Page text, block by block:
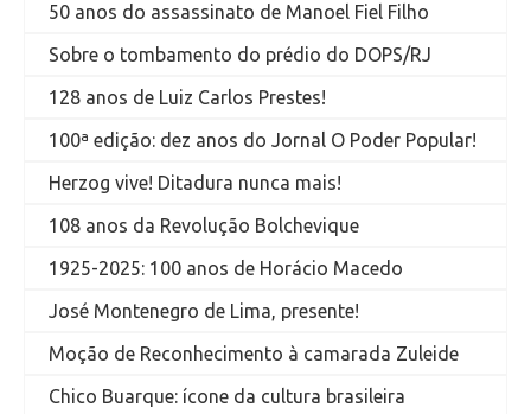
50 anos do assassinato de Manoel Fiel Filho
Sobre o tombamento do prédio do DOPS/RJ
128 anos de Luiz Carlos Prestes!
100ª edição: dez anos do Jornal O Poder Popular!
Herzog vive! Ditadura nunca mais!
108 anos da Revolução Bolchevique
1925-2025: 100 anos de Horácio Macedo
José Montenegro de Lima, presente!
Moção de Reconhecimento à camarada Zuleide
Chico Buarque: ícone da cultura brasileira